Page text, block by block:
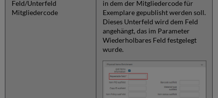
Feld/Unterfeld
Mitgliedercode
in dem der Mitgliedercode für
Exemplare gepublisht werden soll.
Dieses Unterfeld wird dem Feld
angehängt, das im Parameter
Wiederholbares Feld festgelegt
wurde.